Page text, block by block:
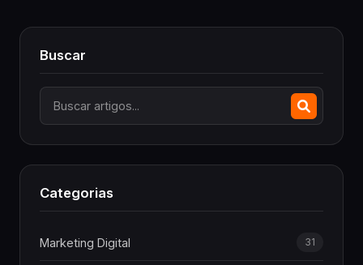
Buscar
Categorias
Marketing Digital 31